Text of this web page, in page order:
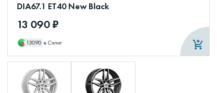
DIA67.1 ET40 New Black
13 090 ₽
13090 в Сплит